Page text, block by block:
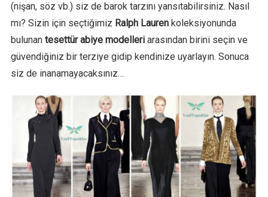
(nişan, söz vb.) siz de barok tarzını yansıtabilirsiniz. Nasıl
mı? Sizin için seçtiğimiz Ralph Laurenkoleksiyonunda
bulunantesettür abiye modelleriarasından birini seçin ve
güvendiğiniz bir terziye gidip kendinize uyarlayın. Sonuca
siz de inanamayacaksınız…